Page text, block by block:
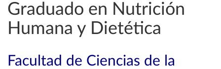
Graduado en Nutrición
Humana y Dietética
Facultad de Ciencias de la